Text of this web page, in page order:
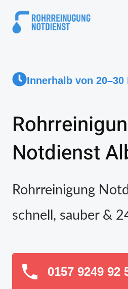
Innerhalb von
Notdienst
Rohrreinigung
schnell, sauber &
0157 9249 92